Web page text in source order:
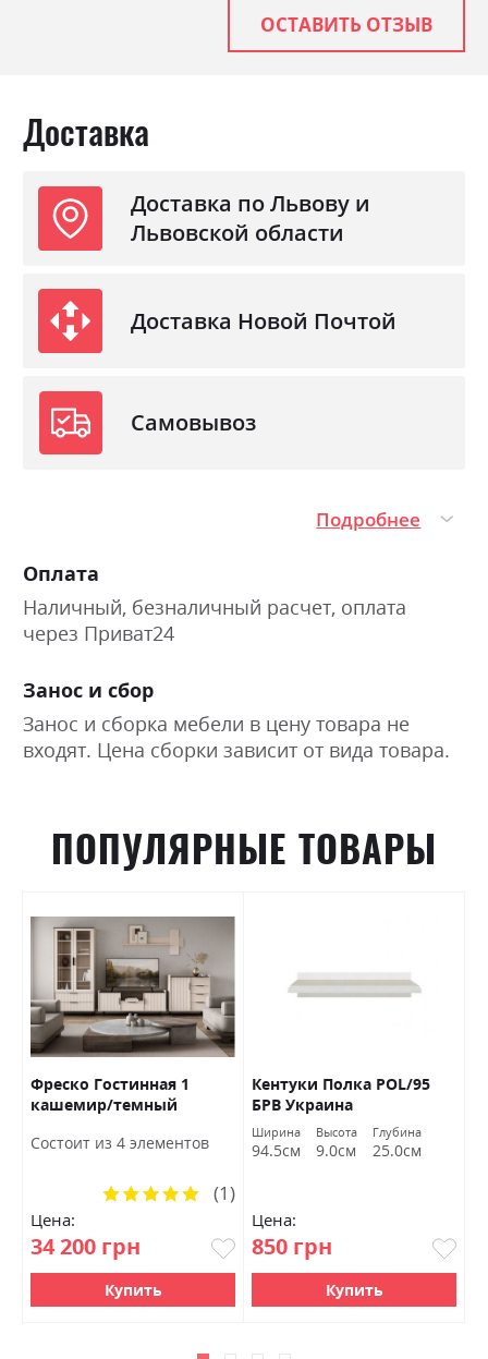
ОСТАВИТЬ ОТЗЫВ
Доставка
Доставка по Львову и
Львовской области
Доставка Новой Почтой
Самовывоз
Подробнее
Оплата
Наличный, безналичный расчет, оплата
через Приват24
Занос и сбор
Занос и сборка мебели в цену товара не
входят. Цена сборки зависит от вида товара.
ПОПУЛЯРНЫЕ ТОВАРЫ
Фреско Гостинная 1
кашемир/темный
Состоит из 4 элементов
Цена:
34 200 грн
Рейтинг:
(1)
Купить
Кентуки Полка POL/95
БРВ Украина
Ширина
94.5см
Высота
9.0см
Глубина
25.0см
Цена:
850 грн
Купить